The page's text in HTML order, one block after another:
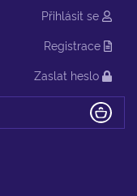
Přihlásit se
Registrace
Zaslat heslo